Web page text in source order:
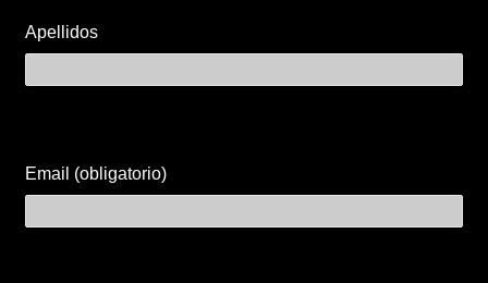
Apellidos
Email (obligatorio)